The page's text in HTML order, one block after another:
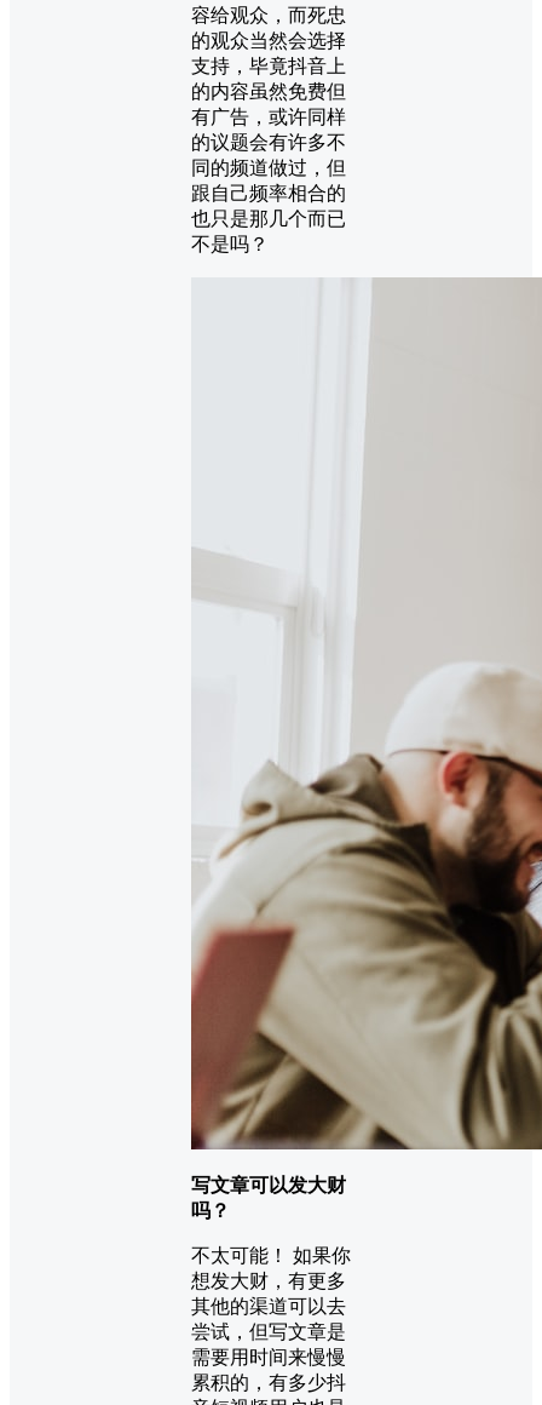
容给观众，而死忠
的观众当然会选择
支持，毕竟抖音上
的内容虽然免费但
有广告，或许同样
的议题会有许多不
同的频道做过，但
跟自己频率相合的
也只是那几个而已
不是吗？
写文章可以发大财
吗？
不太可能！ 如果你
想发大财，有更多
其他的渠道可以去
尝试，但写文章是
需要用时间来慢慢
累积的，有多少抖